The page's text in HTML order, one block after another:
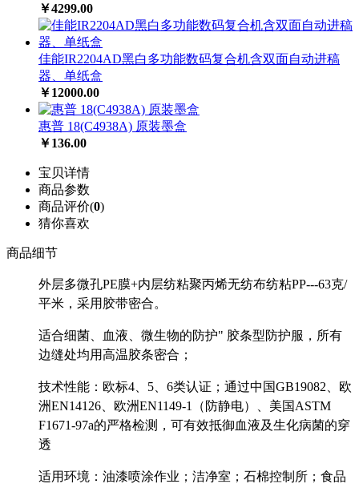
￥4299.00
佳能IR2204AD黑白多功能数码复合机含双面自动进稿
器、单纸盒
￥12000.00
惠普 18(C4938A) 原装墨盒
￥136.00
宝贝详情
商品参数
商品评价(0)
猜你喜欢
商品细节
外层多微孔PE膜+内层纺粘聚丙烯无纺布纺粘PP---63克/
平米，采用胶带密合。
适合细菌、血液、微生物的防护" 胶条型防护服，所有
边缝处均用高温胶条密合；
技术性能：欧标4、5、6类认证；通过中国GB19082、欧
洲EN14126、欧洲EN1149-1（防静电）、 美国ASTM
F1671-97a的严格检测，可有效抵御血液及生化病菌的穿
透
适用环境： 油漆喷涂作业； 洁净室； 石棉控制所； 食品